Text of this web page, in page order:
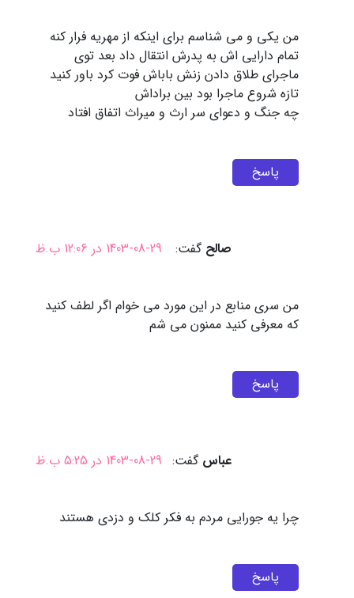
من یکی و می شناسم برای اینکه از مهریه فرار کنه
تمام دارایی اش به پدرش انتقال داد بعد توی
ماجرای طلاق دادن زنش باباش فوت کرد باور کنید
تازه شروع ماجرا بود بین براداش
چه جنگ و دعوای سر ارث و میراث اتفاق افتاد
پاسخ
صالح گفت: 1403-08-29 در 12:06 ب.ظ
من سری منابع در این مورد می خوام اگر لطف کنید
که معرفی کنید ممنون می شم
پاسخ
عباس گفت: 1403-08-29 در 5:25 ب.ظ
چرا یه جورایی مردم به فکر کلک و دزدی هستند
پاسخ